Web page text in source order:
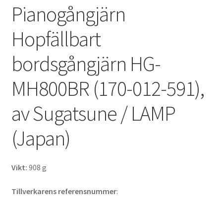
Pianogångjärn
Hopfällbart
bordsgångjärn HG-
MH800BR (170-012-591),
av Sugatsune / LAMP
(Japan)
Vikt: 908 g
Tillverkarens referensnummer: